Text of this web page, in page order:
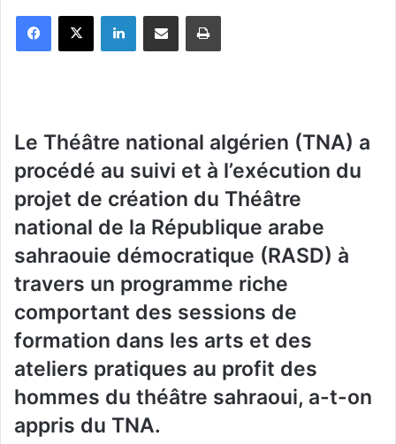
Le Théâtre national algérien (TNA) a
procédé au suivi et à l’exécution du
projet de création du Théâtre
national de la République arabe
sahraouie démocratique (RASD) à
travers un programme riche
comportant des sessions de
formation dans les arts et des
ateliers pratiques au profit des
hommes du théâtre sahraoui, a-t-on
appris du TNA.